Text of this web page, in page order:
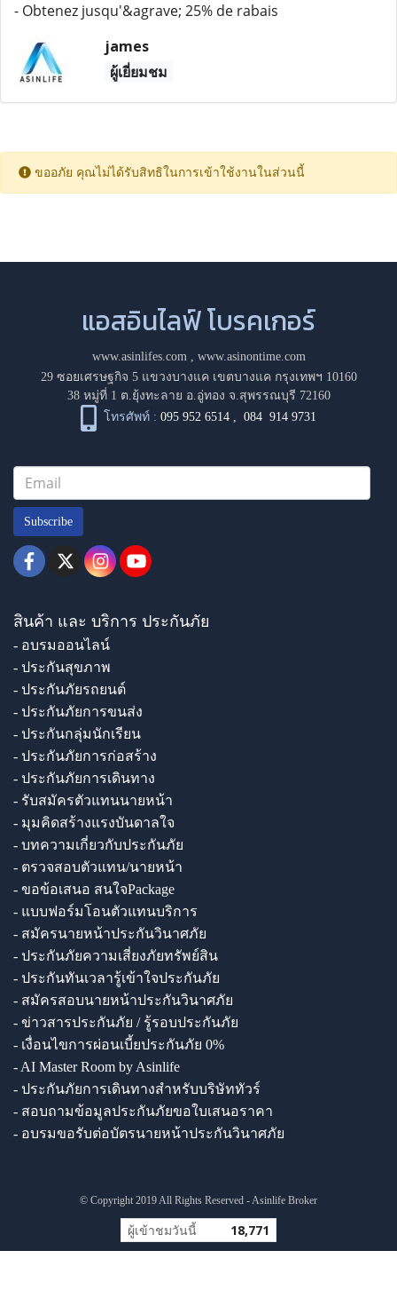
- Obtenez jusqu'&agrave; 25% de rabais
james
ผู้เยี่ยมชม
ขออภัย คุณไม่ได้รับสิทธิในการเข้าใช้งานในส่วนนี้
แอสอินไลฟ์ โบรคเกอร์
www.asinlifes.com, www.asinontime.com
29 ซอยเศรษฐกิจ 5 แขวงบางแค เขตบางแค กรุงเทพฯ 10160
38 หมู่ที่ 1 ต.ยุ้งทะลาย อ.อู่ทอง จ.สุพรรณบุรี 72160
โทรศัพท์ : 095 952 6514 ,084 914 9731
Subscribe
สินค้า และ บริการ ประกันภัย
- อบรมออนไลน์
- ประกันสุขภาพ
- ประกันภัยรถยนต์
- ประกันภัยการขนส่ง
- ประกันกลุ่มนักเรียน
- ประกันภัยการก่อสร้าง
- ประกันภัยการเดินทาง
- รับสมัครตัวแทนนายหน้า
- มุมคิดสร้างแรงบันดาลใจ
- บทความเกี่ยวกับประกันภัย
- ตรวจสอบตัวแทน/นายหน้า
- ขอข้อเสนอ สนใจPackage
- แบบฟอร์มโอนตัวแทนบริการ
- สมัครนายหน้าประกันวินาศภัย
- ประกันภัยความเสี่ยงภัยทรัพย์สิน
- ประกันทันเวลารู้เข้าใจประกันภัย
- สมัครสอบนายหน้าประกันวินาศภัย
- ข่าวสารประกันภัย / รู้รอบประกันภัย
- เงื่อนไขการผ่อนเบี้ยประกันภัย 0%
- AI Master Room by Asinlife
- ประกันภัยการเดินทางสำหรับบริษัททัวร์
- สอบถามข้อมูลประกันภัยขอใบเสนอราคา
- อบรมขอรับต่อบัตรนายหน้าประกันวินาศภัย
© Copyright 2019 All Rights Reserved - Asinlife Broker
ผู้เข้าชมวันนี้ 18,771